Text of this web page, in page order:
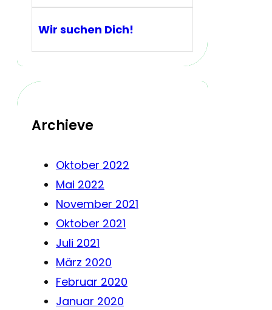
Wir suchen Dich!
Archieve
Oktober 2022
Mai 2022
November 2021
Oktober 2021
Juli 2021
März 2020
Februar 2020
Januar 2020